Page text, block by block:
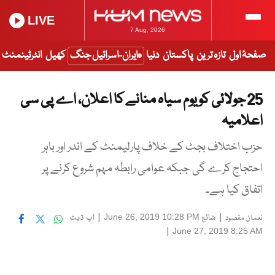
7 Aug, 2026
LIVE
صفحۂ اول تازہ ترین پاکستان دنیا ایران-اسرائیل جنگ کھیل انٹرٹینمنٹ
25 جولائی کو یوم سیاہ منانے کا اعلان، اے پی سی
اعلامیہ
حزب اختلاف بجٹ کے خلاف پارلیمنٹ کے اندر اور باہر
احتجاج کرے گی جبکہ عوامی رابطہ مہم شروع کرنے پر
اتفاق کیا ہے۔
نعمان مقصود | شائع June 26, 2019 10:28 PM
| اپ ڈیٹ
June 27, 2019 8:25 AM
|